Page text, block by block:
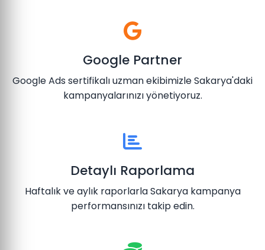
Google Partner
Google Ads sertifikalı uzman ekibimizle Sakarya'daki
kampanyalarınızı yönetiyoruz.
Detaylı Raporlama
Haftalık ve aylık raporlarla Sakarya kampanya
performansınızı takip edin.